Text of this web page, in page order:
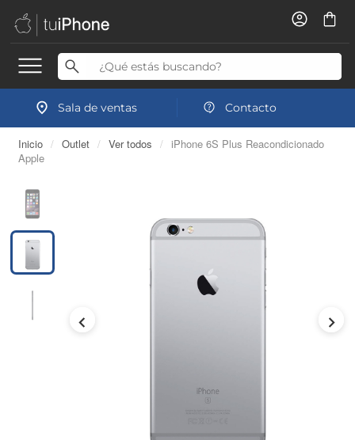
Sala de ventas Contacto
Inicio / Outlet / Ver todos / iPhone 6S Plus Reacondicionado
Apple